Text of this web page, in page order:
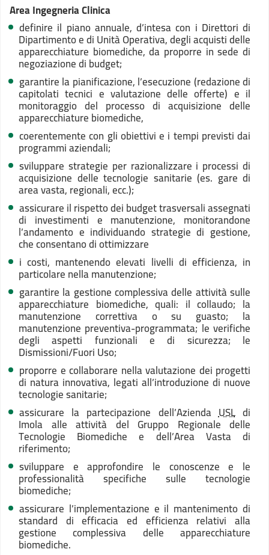
Area Ingegneria Clinica
definire il piano annuale, d’intesa con i Direttori di
Dipartimento e di Unità Operativa, degli acquisti delle
apparecchiature biomediche, da proporre in sede di
negoziazione di budget;
garantire la pianificazione, l’esecuzione (redazione di
capitolati tecnici e valutazione delle offerte) e il
monitoraggio del processo di acquisizione delle
apparecchiature biomediche,
coerentemente con gli obiettivi e i tempi previsti dai
programmi aziendali;
sviluppare strategie per razionalizzare i processi di
acquisizione delle tecnologie sanitarie (es. gare di
area vasta, regionali, ecc.);
assicurare il rispetto dei budget trasversali assegnati
di investimenti e manutenzione, monitorandone
l’andamento e individuando strategie di gestione,
che consentano di ottimizzare
i costi, mantenendo elevati livelli di efficienza, in
particolare nella manutenzione;
garantire la gestione complessiva delle attività sulle
apparecchiature biomediche, quali: il collaudo; la
manutenzione correttiva o su guasto; la
manutenzione preventiva-programmata; le verifiche
degli aspetti funzionali e di sicurezza; le
Dismissioni/Fuori Uso;
proporre e collaborare nella valutazione dei progetti
di natura innovativa, legati all’introduzione di nuove
tecnologie sanitarie;
assicurare la partecipazione dell’AziendaUSLdi
Imola alle attività del Gruppo Regionale delle
Tecnologie Biomediche e dell’Area Vasta di
riferimento;
sviluppare e approfondire le conoscenze e le
professionalità specifiche sulle tecnologie
biomediche;
assicurare l’implementazione e il mantenimento di
standard di efficacia ed efficienza relativi alla
gestione complessiva delle apparecchiature
biomediche.